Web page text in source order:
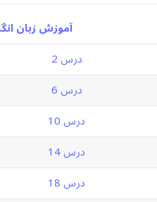
آموزش زبان
درس 2
درس 6
درس 10
درس 14
درس 18